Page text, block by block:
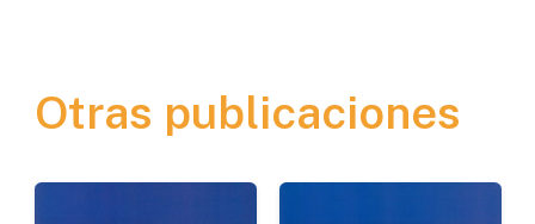
Españolas
cantidad
Otras publicaciones